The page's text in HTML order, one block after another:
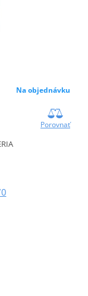
Na objednávku
Porovnať